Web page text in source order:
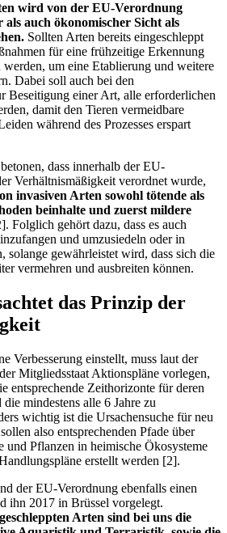
wird von der EU-Verordnung
als auch ökonomischer Sicht als
Sollten Arten bereits eingeschleppt
für eine frühzeitige Erkennung
um eine Etablierung und weitere
Dabei soll auch bei den
Beseitigung einer Art, alle erforderlichen
damit den Tieren vermeidbare
während des Prozesses erspart
dass innerhalb der EU-
Verhältnismäßigkeit verordnet wurde,
invasiven Arten sowohl tötende als
beinhalte und zuerst mildere
Folglich gehört dazu, dass es auch
und umzusiedeln oder in
solange gewährleistet wird, dass sich die
vermehren und ausbreiten können.
das Prinzip der
Verbesserung einstellt, muss laut der
Mitgliedsstaat Aktionspläne vorlegen,
entsprechende Zeithorizonte für deren
mindestens alle 6 Jahre zu
wichtig ist die Ursachensuche für neu
also entsprechenden Pfade über
und Pflanzen in heimische Ökosysteme
erstellt werden [2].
der EU-Verordnung ebenfalls einen
ihn 2017 in Brüssel vorgelegt.
Arten sind bei uns die